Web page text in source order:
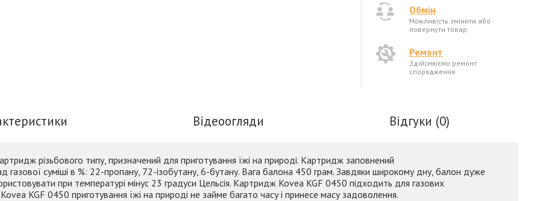
Обмін
Можливість змінити або
повернути товар
Ремонт
Здійснюємо ремонт
спорядження
Відеоогляди Відгуки (0)
різьбового типу, призначений для приготування їжі на природі. Картридж заповнений
суміші в %: 22-пропану, 72-ізобутану, 6-бутану. Вага балона 450 грам. Завдяки широкому дну, балон дуже
при температурі мінус 23 градуси Цельсія. Картридж Kovea KGF 0450 підходить для газових
KGF 0450 приготування їжі на природі не займе багато часу і принесе масу задоволення.